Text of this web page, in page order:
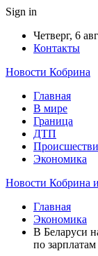
Sign in
Четверг, 6
Контакты
Новости Кобрина
Главная
В мире
Граница
ДТП
Экономика
Новости Кобрина
Главная
Экономика
В Беларуси
по